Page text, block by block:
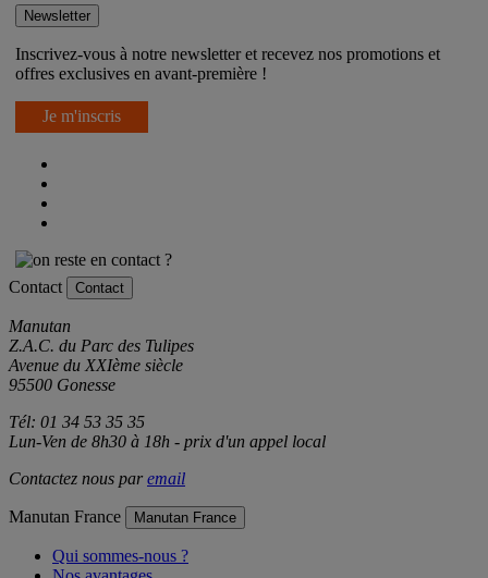
Newsletter
Inscrivez-vous à notre newsletter et recevez nos promotions et
offres exclusives en avant-première !
Je m'inscris
Contact Contact
Manutan
Z.A.C. du Parc des Tulipes
Avenue du XXIème siècle
95500 Gonesse
Tél: 01 34 53 35 35
Lun-Ven de 8h30 à 18h - prix d'un appel local
Contactez nous paremail
Manutan France Manutan France
Qui sommes-nous ?